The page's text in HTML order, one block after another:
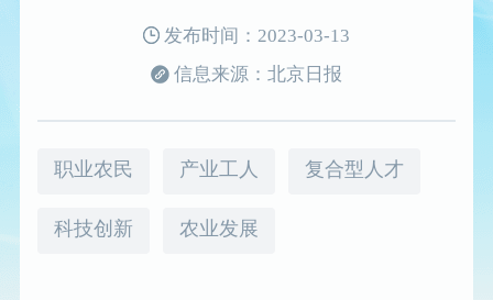
发布时间：2023-03-13
信息来源：北京日报
职业农民 产业工人 复合型人才
科技创新 农业发展